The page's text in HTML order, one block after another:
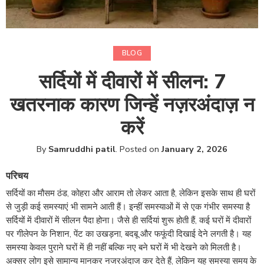
BLOG
सर्दियों में दीवारों में सीलन: 7
खतरनाक कारण जिन्हें नज़रअंदाज़ न
करें
By Samruddhi patil. Posted onJanuary 2, 2026
परिचय
सर्दियों का मौसम ठंड, कोहरा और आराम तो लेकर आता है, लेकिन इसके साथ ही घरों
से जुड़ी कई समस्याएं भी सामने आती हैं। इन्हीं समस्याओं में से एक गंभीर समस्या है
सर्दियों में दीवारों में सीलन पैदा होना। जैसे ही सर्दियां शुरू होती हैं, कई घरों में दीवारों
पर गीलेपन के निशान, पेंट का उखड़ना, बदबू और फफूंदी दिखाई देने लगती है। यह
समस्या केवल पुराने घरों में ही नहीं बल्कि नए बने घरों में भी देखने को मिलती है।
अक्सर लोग इसे सामान्य मानकर नजरअंदाज कर देते हैं, लेकिन यह समस्या समय के